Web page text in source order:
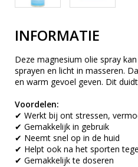
INFORMATIE
Deze magnesium olie spray
sprayen en licht in masseren.
en warm gevoel geven. Dit
Voordelen:
✔ Werkt bij ont stressen,
✔ Gemakkelijk in gebruik
✔ Neemt snel op in de huid
✔ Helpt ook na het sporten
✔ Gemakkelijk te doseren